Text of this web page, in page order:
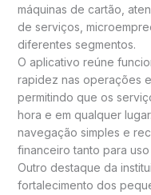
máquinas de cartão,
de serviços,
diferentes segmentos.
O aplicativo reúne
rapidez nas operações
permitindo que os
hora e em qualquer
navegação simples e
financeiro tanto para
Outro destaque da
fortalecimento dos